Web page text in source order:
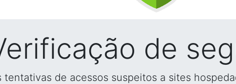
de
tentativas de acessos suspeitos a sites